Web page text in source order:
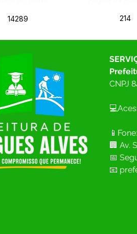
14289 214
CNPJ
🏢 Av.
📅
📧